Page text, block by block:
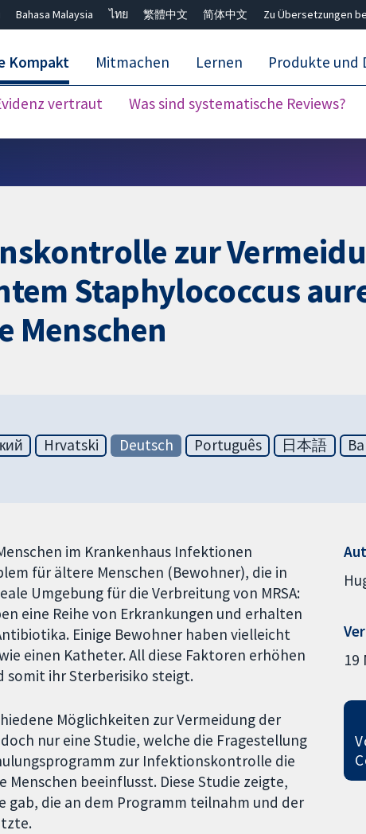
Bahasa Malaysia ไทย 繁體中文 简体中文 Zu Übersetzungen
Kompakt
vertraut Was sind systematische Reviews?
Mitmachen Lernen Produkte und
zur
Staphylococcus
Menschen
Hrvatski Deutsch Português 日本語
im Krankenhaus Infektionen
für ältere Menschen (Bewohner), die in
Umgebung für die Verbreitung von MRSA:
eine Reihe von Erkrankungen und erhalten
Einige Bewohner haben vielleicht
einen Katheter. All diese Faktoren erhöhen
somit ihr Sterberisiko steigt.
Möglichkeiten zur Vermeidung der
nur eine Studie, welche die Fragestellung
zur Infektionskontrolle die
Menschen beeinflusst. Diese Studie zeigte,
gab, die an dem Programm teilnahm und der
19